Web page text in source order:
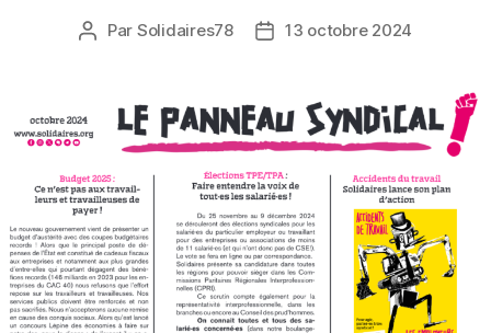
Auteur
Par Solidaires78
Date13 octobre 2024